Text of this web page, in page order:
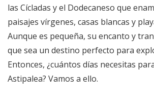
las Cícladas y el Dodecaneso que
paisajes vírgenes, casas blancas y
Aunque es pequeña, su encanto y
que sea un destino perfecto para
Entonces, ¿cuántos días necesitas
Astipalea? Vamos a ello.